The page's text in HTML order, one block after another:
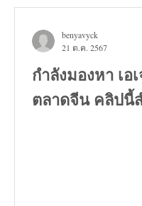
กำลังมองหา เอ
ตลาดจีน คลิป
benyavyck
21 ต.ค. 2567